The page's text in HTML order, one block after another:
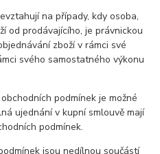
na případy, kdy osoba,
od prodávajícího, je právnickou
zboží v rámci své
svého samostatného výkonu
podmínek je možné
ujednání v kupní smlouvě mají
podmínek.
jsou nedílnou součástí